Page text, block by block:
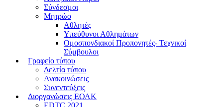
Σύνδεσμοι
Μητρώο
Αθλητές
Υπεύθυνοι Αθλημάτων
Ομοσπονδιακοί Προπονητές- Τεχνικοί
Σύμβουλοι
Γραφείο τύπου
Δελτία τύπου
Ανακοινώσεις
Συνεντεύξεις
Διοργανώσεις ΕΟΑΚ
EDTC 2021